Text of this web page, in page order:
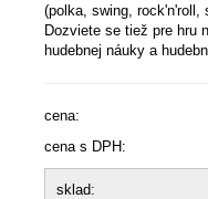
(polka, swing, rock'n'roll,
Dozviete se tiež pre hru
hudebnej náuky a
cena:
cena s DPH:
sklad: